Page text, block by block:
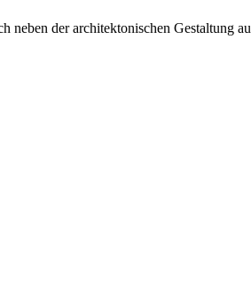
der architektonischen Gestaltung